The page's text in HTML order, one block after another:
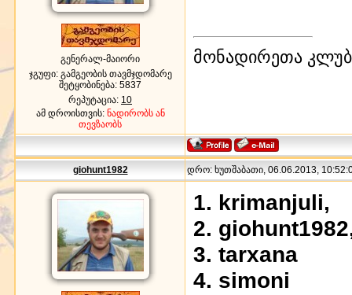
გენერალ-მაიორი
ჯგუფი: გამგეობის თავმჯდომარე
შეტყობინება: 5837
რეპუტაცია: 10
ამ დროისთვის: ნადირობს ან
თევზაობს
მონადირეთა
giohunt1982 დრო: ხუთშაბათი, 06.06.2013,
1. krimanjuli,
2.
3. tarxana
4. simoni